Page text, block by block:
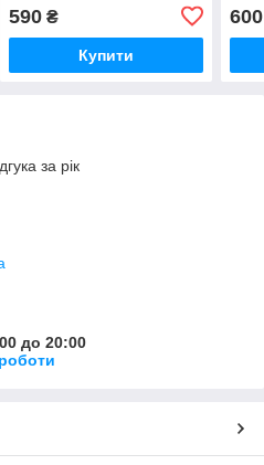
590₴
Купити
600
за рік
до 20:00